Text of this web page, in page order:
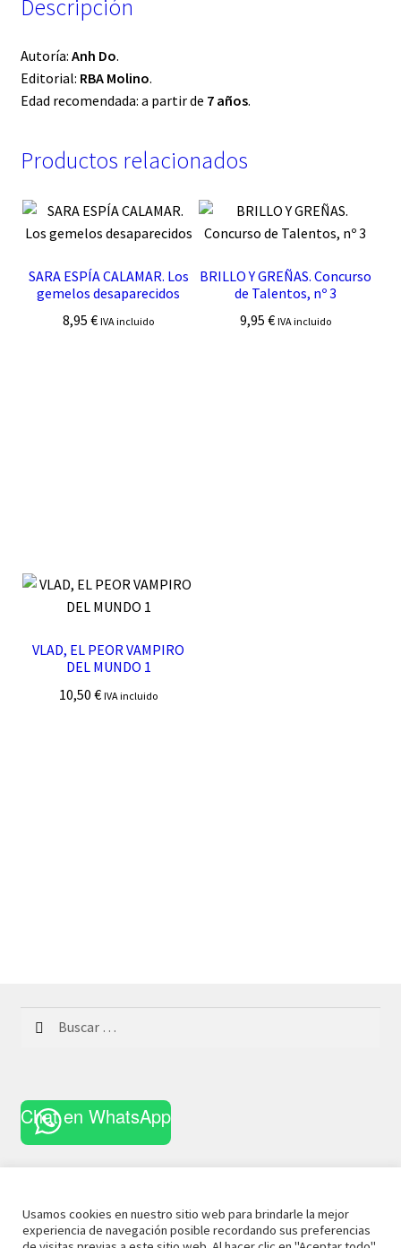
Descripción
Autoría: Anh Do.
Editorial: RBA Molino.
Edad recomendada: a partir de 7 años.
Productos relacionados
SARA ESPÍA CALAMAR. Los
gemelos desaparecidos
8,95€ IVA incluido
BRILLO Y GREÑAS. Concurso
de Talentos, nº 3
9,95 € IVA incluido
VLAD, EL PEOR VAMPIRO
DEL MUNDO 1
10,50€ IVA incluido
Chat en WhatsApp
Usamos cookies en nuestro sitio web para brindarle la mejor
experiencia de navegación posible recordando sus preferencias